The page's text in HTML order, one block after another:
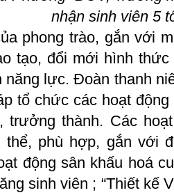
nhận sinh viên 5
phong trào, gắn với
tạo, đổi mới hình
năng lực. Đoàn thanh
tổ chức các hoạt
trưởng thành. Các
thể, phù hợp, gắn với
động sân khấu hoá
sinh viên ; “Thiết kế